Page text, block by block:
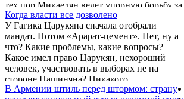
тех пор Микаелян ведет упорную борьбу за
то, чтобы его зять стал марзпетом. Борьба
длится уже 6 лет. После выборов 7 июня
стало известно, что действующий марзпет
Агарон Саакян, который в настоящее время
наслаждается отпуском за границами РА, не
планирует вернуться на прежнюю
должность, где по всеобщему мнению
проявил себя не лучшим образом. В эти дни
Когда власти все дозволено
У Гагика Царукяна сначала отобрали
мандат. Потом «Арарат-цемент». Нет, ну а
что? Какие проблемы, какие вопросы?
Какое имел право Царукян, нехороший
человек, участвовать в выборах не на
стороне Пашиняна? Никакого.
В Армении штиль перед штормом: страну